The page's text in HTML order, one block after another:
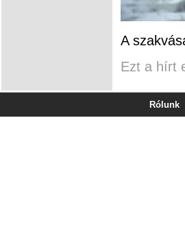
A
Ezt a hírt
Rólunk